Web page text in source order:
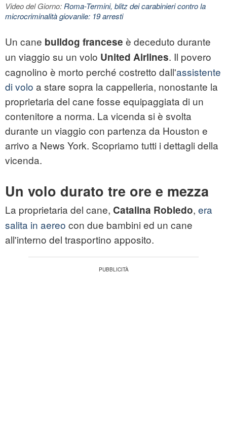
Video del Giorno:Roma-Termini, blitz dei carabinieri contro la
microcriminalità giovanile: 19 arresti
Un cane bulldog francese è deceduto durante
un viaggio su un volo United Airlines. Il povero
cagnolino è morto perché costretto dall'assistente
di volo a stare sopra la cappelleria, nonostante la
proprietaria del cane fosse equipaggiata di un
contenitore a norma. La vicenda si è svolta
durante un viaggio con partenza da Houston e
arrivo a News York. Scopriamo tutti i dettagli della
vicenda.
Un volo durato tre ore e mezza
La proprietaria del cane, Catalina Robledo, era
salita in aereo con due bambini ed un cane
all'interno del trasportino apposito.